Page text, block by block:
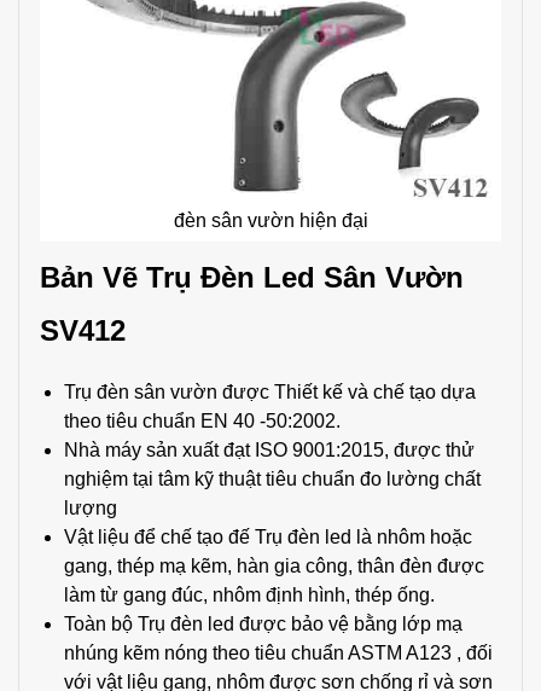
đèn sân vườn hiện đại
Bản Vẽ Trụ Đèn Led Sân Vườn
SV412
Trụ đèn sân vườn được Thiết kế và chế tạo dựa
theo tiêu chuẩn EN 40 -50:2002.
Nhà máy sản xuất đạt ISO 9001:2015, được thử
nghiệm tại tâm kỹ thuật tiêu chuẩn đo lường chất
lượng
Vật liệu để chế tạo đế Trụ đèn led là nhôm hoặc
gang, thép mạ kẽm, hàn gia công, thân đèn được
làm từ gang đúc, nhôm định hình, thép ống.
Toàn bộ Trụ đèn led được bảo vệ bằng lớp mạ
nhúng kẽm nóng theo tiêu chuẩn ASTM A123 , đối
với vật liệu gang, nhôm được sơn chống rỉ và sơn